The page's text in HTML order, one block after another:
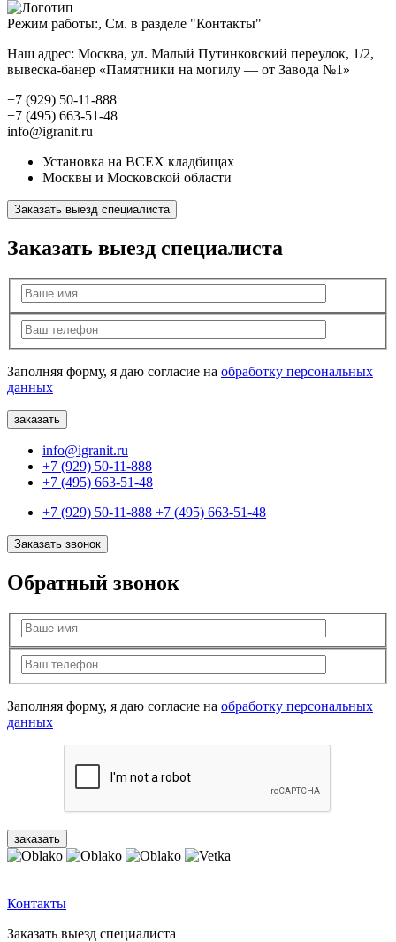
Режим работы:, См. в разделе "Контакты"
Наш адрес: Москва, ул. Малый Путинковский переулок, 1/2,
вывеска-банер «Памятники на могилу — от Завода №1»
+7 (929) 50-11-888
+7 (495) 663-51-48
info@igranit.ru
Установка на ВСЕХ кладбищах
Москвы и Московской области
Заказать выезд специалиста
Заказать выезд специалиста
Заполняя форму, я даю согласие на обработку персональных
данных
info@igranit.ru
+7 (929) 50-11-888
+7 (495) 663-51-48
+7 (929) 50-11-888 +7 (495) 663-51-48
Заказать звонок
Обратный звонок
Заполняя форму, я даю согласие на обработку персональных
данных
Контакты
Заказать выезд специалиста